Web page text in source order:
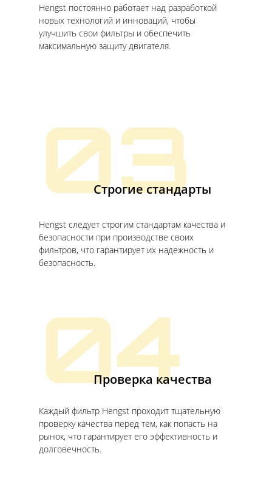
Hengst постоянно работает над разработкой
новых технологий и инноваций, чтобы
улучшить свои фильтры и обеспечить
максимальную защиту двигателя.
03
Строгие стандарты
Hengst следует строгим стандартам качества и
безопасности при производстве своих
фильтров, что гарантирует их надежность и
безопасность.
04
Проверка качества
Каждый фильтр Hengst проходит тщательную
проверку качества перед тем, как попасть на
рынок, что гарантирует его эффективность и
долговечность.